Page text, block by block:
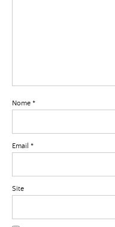
Nome *
Email *
Site